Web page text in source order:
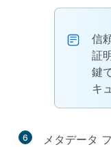
信
証
鍵
キ
6
メタデータ